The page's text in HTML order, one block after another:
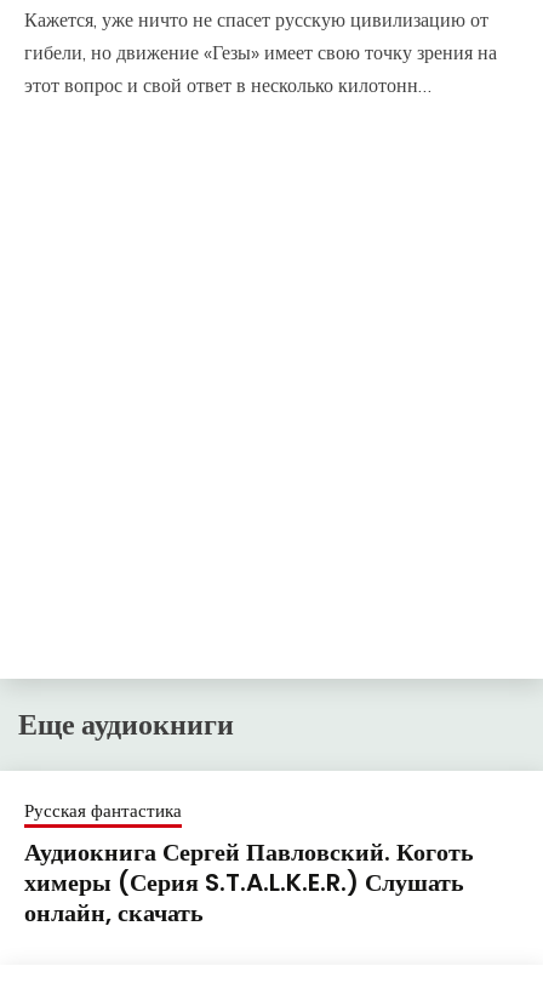
Кажется, уже ничто не спасет русскую цивилизацию от
гибели, но движение «Гезы» имеет свою точку зрения на
этот вопрос и свой ответ в несколько килотонн…
Еще аудиокниги
Русская фантастика
Аудиокнига Сергей Павловский. Коготь
химеры (Серия S.T.A.L.K.E.R.) Слушать
онлайн, скачать